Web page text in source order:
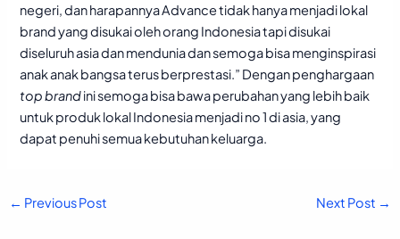
negeri, dan harapannya Advance tidak hanya menjadi lokal
brand yang disukai oleh orang Indonesia tapi disukai
diseluruh asia dan mendunia dan semoga bisa menginspirasi
anak anak bangsa terus berprestasi.” Dengan penghargaan
top brandini semoga bisa bawa perubahan yang lebih baik
untuk produk lokal Indonesia menjadi no 1 di asia, yang
dapat penuhi semua kebutuhan keluarga.
← Previous Post Next Post →